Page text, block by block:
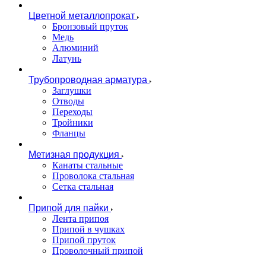
Цветной металлопрокат
Бронзовый пруток
Медь
Алюминий
Латунь
Трубопроводная арматура
Заглушки
Отводы
Переходы
Тройники
Фланцы
Метизная продукция
Канаты стальные
Проволока стальная
Сетка стальная
Припой для пайки
Лента припоя
Припой в чушках
Припой пруток
Проволочный припой